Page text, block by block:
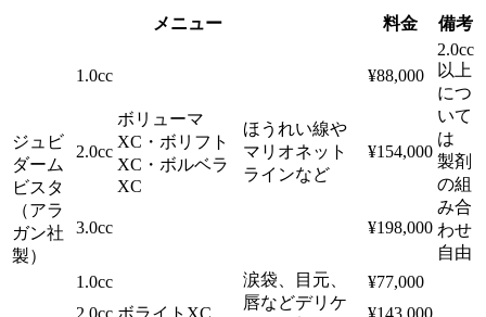
メニュー 料金 備考
ジュビ
ダーム
ビスタ
（アラ
ガン社
製）
1.0cc
ボリューマ
XC・ボリフト
XC・ボルベラ
XC
ほうれい線や
マリオネット
ラインなど
¥88,000
2.0cc
以上
につ
いて
は
製剤
の組
み合
わせ
自由
2.0cc ¥154,000
3.0cc ¥198,000
1.0cc
ボライトXC
涙袋、目元、
唇などデリケ
¥77,000
2.0cc
¥143,000